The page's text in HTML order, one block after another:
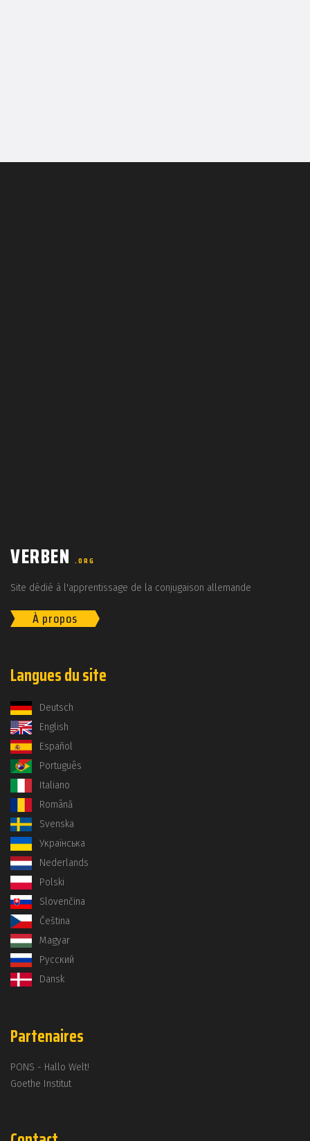
VERBEN .ORG
Site dédié à l'apprentissage de la conjugaison allemande
À propos
Langues du site
Deutsch
English
Español
Português
Italiano
Română
Svenska
Українська
Nederlands
Polski
Slovenčina
Čeština
Magyar
Русский
Dansk
Partenaires
PONS - Hallo Welt!
Goethe Institut